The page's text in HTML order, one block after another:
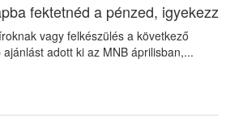
fektetnéd a pénzed, igyekezz
vagy felkészülés a következő
adott ki az MNB áprilisban,...